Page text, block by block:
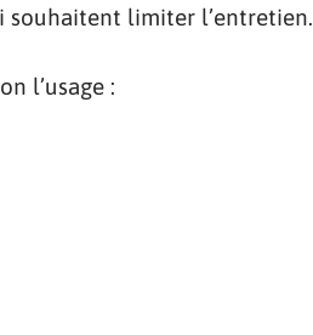
souhaitent limiter l’entretien.
l’usage :